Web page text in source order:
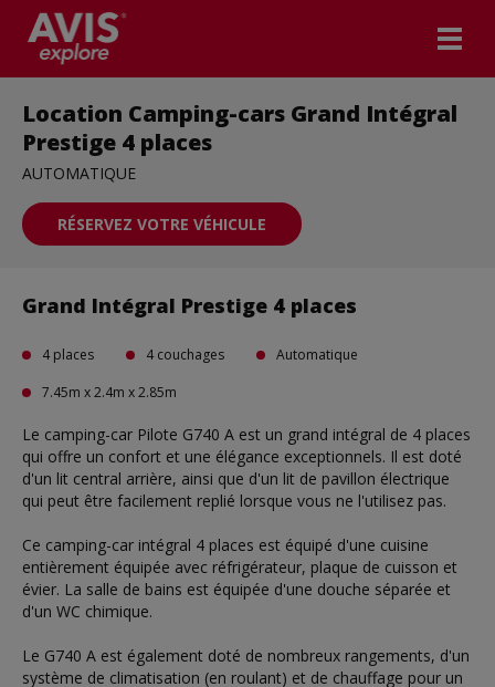
Location Camping-cars Grand Intégral
Prestige 4 places
AUTOMATIQUE
RÉSERVEZ VOTRE VÉHICULE
Grand Intégral Prestige 4 places
4 places 4 couchages
Automatique
7.45m x 2.4m x 2.85m
Le camping-car Pilote G740 A est un grand intégral de 4 places
qui offre un confort et une élégance exceptionnels. Il est doté
d'un lit central arrière, ainsi que d'un lit de pavillon électrique
qui peut être facilement replié lorsque vous ne l'utilisez pas.
Ce camping-car intégral 4 places est équipé d'une cuisine
entièrement équipée avec réfrigérateur, plaque de cuisson et
évier. La salle de bains est équipée d'une douche séparée et
d'un WC chimique.
Le G740 A est également doté de nombreux rangements, d'un
système de climatisation (en roulant) et de chauffage pour un